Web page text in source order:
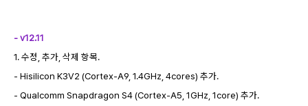
- v12.11
1. 수정, 추가, 삭제 항목.
- Hisilicon K3V2 (Cortex-A9, 1.4GHz, 4cores) 추가.
- Qualcomm Snapdragon S4 (Cortex-A5, 1GHz, 1core) 추가.